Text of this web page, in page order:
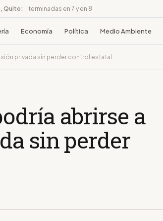
Quito: terminadas en 7 y en 8
Economía Política Medio Ambiente
privada sin perder control estatal
abrirse a
sin perder